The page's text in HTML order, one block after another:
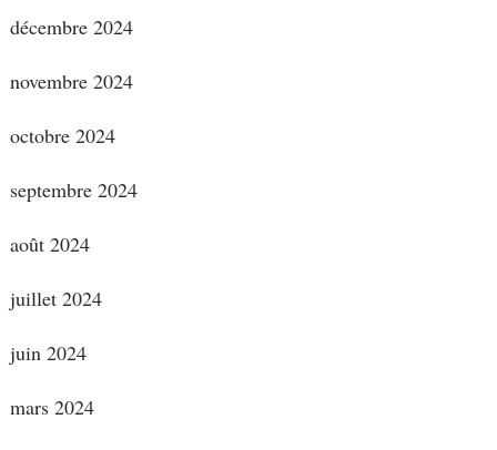
décembre 2024
novembre 2024
octobre 2024
septembre 2024
août 2024
juillet 2024
juin 2024
mars 2024